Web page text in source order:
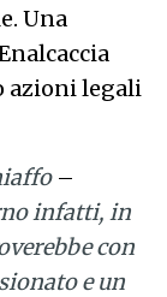
Una
azioni legali
–
infatti, in
con
e un